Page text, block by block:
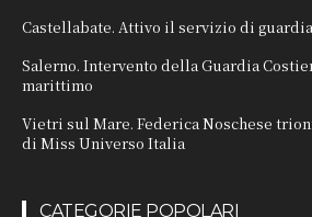
Castellabate. Attivo il servizio di
Salerno. Intervento della Guardia
marittimo
Vietri sul Mare. Federica Noschese
di Miss Universo Italia
CATEGORIE POPOLARI